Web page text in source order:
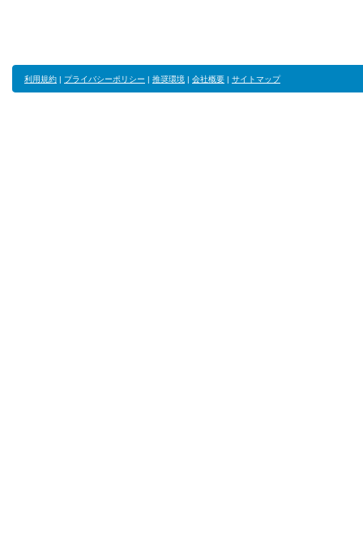
利用規約 | プライバシーポリシー | 推奨環境 | 会社概要 | サイトマップ